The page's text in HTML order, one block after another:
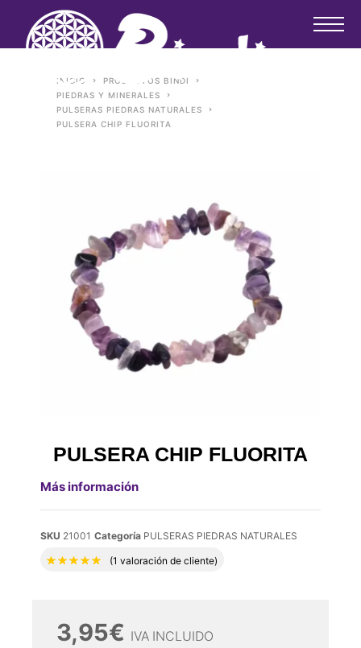
INICIO
PRODUCTOS BINDI
PIEDRAS Y MINERALES
PULSERAS PIEDRAS NATURALES
PULSERA CHIP FLUORITA
PULSERA CHIP FLUORITA
Más información
SKU 21001 Categoría PULSERAS PIEDRAS NATURALES
Valorado con5.00de 5 en base a
(1 valoración de cliente)
3,95€ IVA INCLUIDO